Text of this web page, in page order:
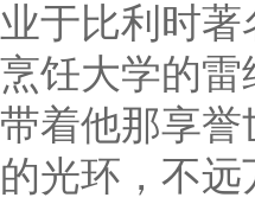
业于比利时
烹饪大学的雷
带着他那享
的光环，不